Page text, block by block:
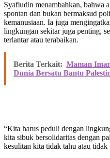
Syafiudin menambahkan, bahwa
spontan dan bukan bermaksud
kemanusiaan. Ia juga
lingkungan sekitar juga penting,
terlantar atau terabaikan.
Berita Terkait: Maman
Dunia Bersatu Bantu
“Kita harus peduli dengan
kita sibuk bersolidaritas dengan
kesulitan kita tidak tahu atau